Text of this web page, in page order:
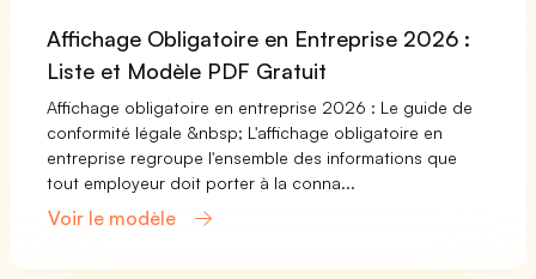
Affichage Obligatoire en Entreprise 2026 :
Liste et Modèle PDF Gratuit
Affichage obligatoire en entreprise 2026 : Le guide de
conformité légale &nbsp; L'affichage obligatoire en
entreprise regroupe l'ensemble des informations que
tout employeur doit porter à la conna...
Voir le modèle